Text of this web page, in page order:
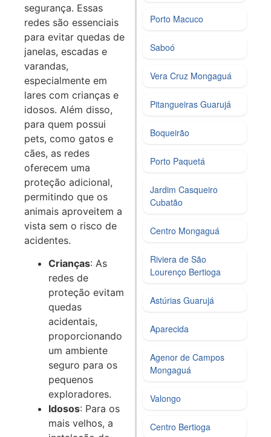
segurança. Essas
redes são essenciais
para evitar quedas de
janelas, escadas e
varandas,
especialmente em
lares com crianças e
idosos. Além disso,
para quem possui
pets, como gatos e
cães, as redes
oferecem uma
proteção adicional,
permitindo que os
animais aproveitem a
vista sem o risco de
acidentes.
Crianças: As
redes de
proteção evitam
quedas
acidentais,
proporcionando
um ambiente
seguro para os
pequenos
exploradores.
Idosos: Para os
mais velhos, a
Porto Macuco
Saboó
Vera Cruz Mongaguá
Pitangueiras Guarujá
Boqueirão
Porto Paquetá
Jardim Casqueiro
Cubatão
Centro Mongaguá
Riviera de São
Lourenço Bertioga
Astúrias Guarujá
Aparecida
Agenor de Campos
Mongaguá
Valongo
Centro Bertioga